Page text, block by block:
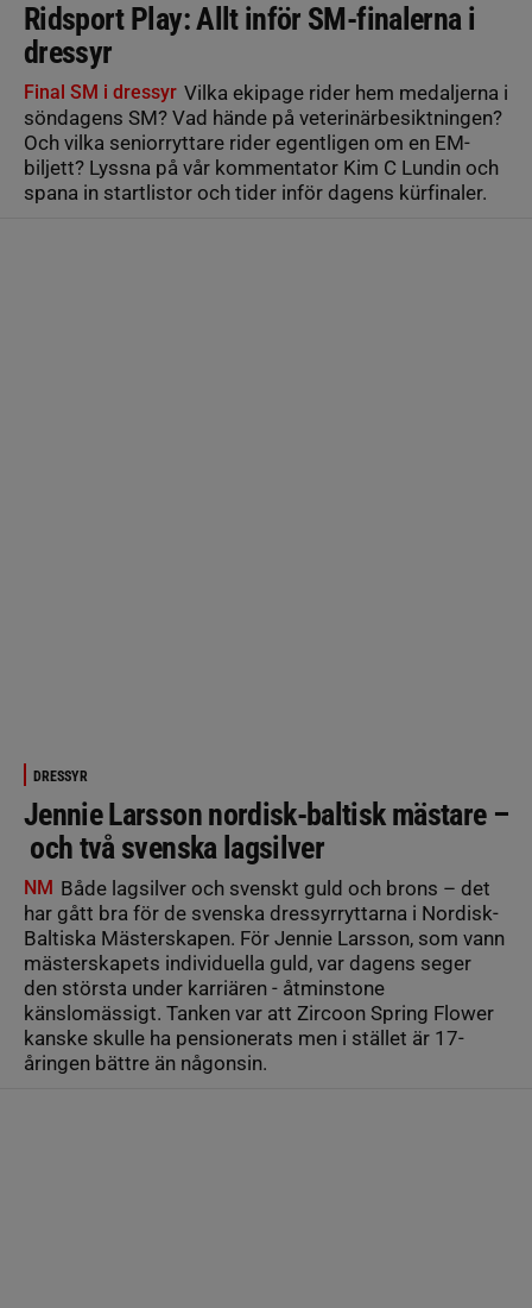
Ridsport Play: Allt inför SM-finalerna i
dressyr
Final SM i dressyr Vilka ekipage rider hem medaljerna i
söndagens SM? Vad hände på veterinärbesiktningen?
Och vilka seniorryttare rider egentligen om en EM-
biljett? Lyssna på vår kommentator Kim C Lundin och
spana in startlistor och tider inför dagens kürfinaler.
DRESSYR
Jennie Larsson nordisk-baltisk mästare –
och två svenska lagsilver
NM Både lagsilver och svenskt guld och brons – det
har gått bra för de svenska dressyrryttarna i Nordisk-
Baltiska Mästerskapen. För Jennie Larsson, som vann
mästerskapets individuella guld, var dagens seger
den största under karriären - åtminstone
känslomässigt. Tanken var att Zircoon Spring Flower
kanske skulle ha pensionerats men i stället är 17-
åringen bättre än någonsin.